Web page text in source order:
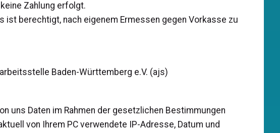
Zahlung erfolgt.
ist berechtigt, nach eigenem Ermessen gegen Vorkasse zu
Baden-Württemberg e.V. (ajs)
uns Daten im Rahmen der gesetzlichen Bestimmungen
von Ihrem PC verwendete IP-Adresse, Datum und